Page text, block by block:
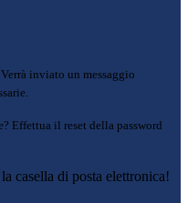
Verrà inviato un messaggio
Effettua il reset della password
casella di posta elettronica!